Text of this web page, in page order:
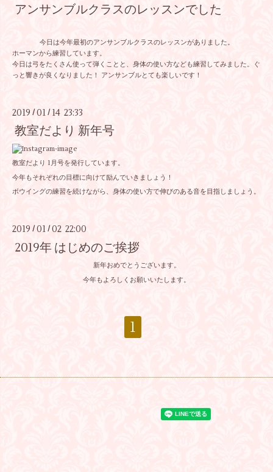
アンサンブルクラスのレッスンでした
今日は今年最初のアンサンブルクラスのレッスンがありました。
ホーマンから練習しています。
今日は弓をたくさん使って弾くことと、身体の使い方なども練習してみました。ぐ
っと響きが良くなりました！ アンサンブルとても楽しいです！
2019 / 01 / 14 23:33
教室だより 新年号
教室だより 1月号を発行しています。
今年もそれぞれの目標に向けて励んでいきましょう！
ボウイングの練習を続けながら、身体の使い方で伸びのある音を目指しましょう。
2019 / 01 /02 22:00
2019年 はじめのご挨拶
新年おめでとうございます。
今年もよろしくお願いいたします。
1